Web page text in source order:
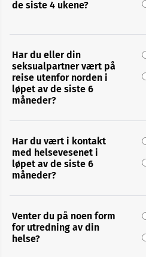
de siste 4 ukene?
Har du eller din
seksualpartner vært på
reise utenfor norden i
løpet av de siste 6
måneder?
Har du vært i kontakt
med helsevesenet i
løpet av de siste 6
måneder?
Venter du på noen form
for utredning av din
helse?